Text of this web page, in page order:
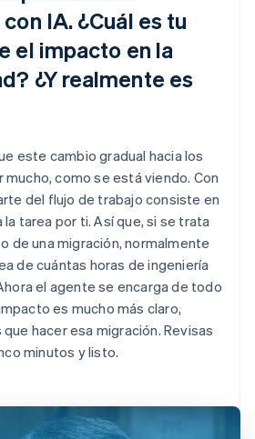
IA. ¿Cuál es tu
el impacto en la
¿Y realmente es
este cambio gradual hacia los
mucho, como se está viendo. Con
del flujo de trabajo consiste en
tarea por ti. Así que, si se trata
de una migración, normalmente
de cuántas horas de ingeniería
el agente se encarga de todo
es mucho más claro,
hacer esa migración. Revisas
minutos y listo.